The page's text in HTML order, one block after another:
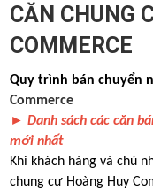
CĂN CHUNG
COMMERCE
Quy trình bán chuyển
Commerce
► Danh sách các căn
mới nhất
Khi khách hàng và chủ
chung cư Hoàng Huy